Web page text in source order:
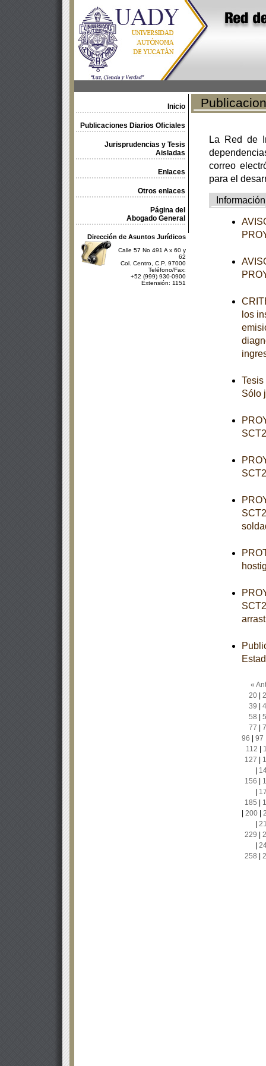
Inicio
Publicaciones Diarios Oficiales
Jurisprudencias y Tesis
Aisladas
Enlaces
Otros enlaces
Página del
Abogado General
Dirección de Asuntos Jurídicos
Calle 57 No 491 A x 60 y
62
Col. Centro, C.P. 97000
Teléfono/Fax:
+52 (999) 930-0900
Extensión: 1151
La Red de
correo
para el
Información
los
Sólo
«
20|
39
58
77
96
97
112
127
156
185
200|
229
258